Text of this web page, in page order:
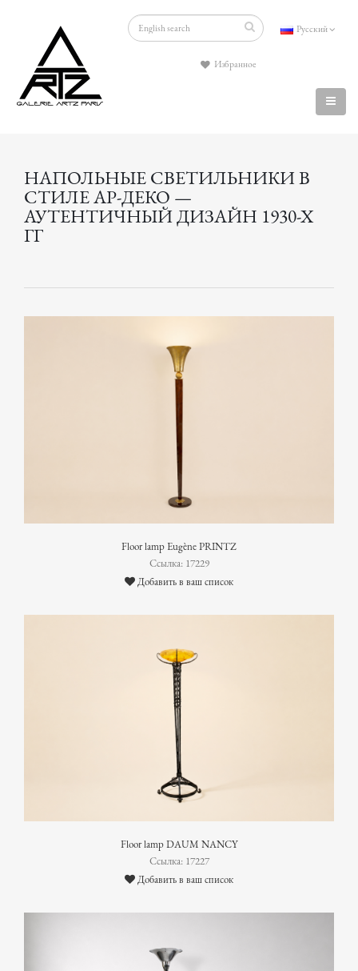
Русский
Избранное
НАПОЛЬНЫЕ СВЕТИЛЬНИКИ В
СТИЛЕ АР-ДЕКО —
АУТЕНТИЧНЫЙ ДИЗАЙН 1930-Х
ГГ
Floor lamp Eugène PRINTZ
Ссылка: 17229
Добавить в ваш список
Floor lamp DAUM NANCY
Ссылка: 17227
Добавить в ваш список